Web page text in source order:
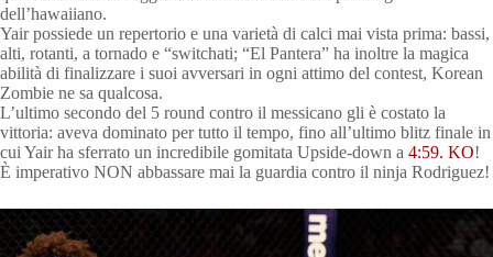
dell’hawaiiano.
Yair possiede un repertorio e una varietà di calci mai vista prima: bassi,
alti, rotanti, a tornado e “switchati; “El Pantera” ha inoltre la magica
abilità di finalizzare i suoi avversari in ogni attimo del contest, Korean
Zombie ne sa qualcosa.
L’ultimo secondo del 5 round contro il messicano gli è costato la
vittoria: aveva dominato per tutto il tempo, fino all’ultimo blitz finale in
cui Yair ha sferrato un incredibile gomitata Upside-down a 4:59. KO!
È imperativo NON abbassare mai la guardia contro il ninja Rodriguez!